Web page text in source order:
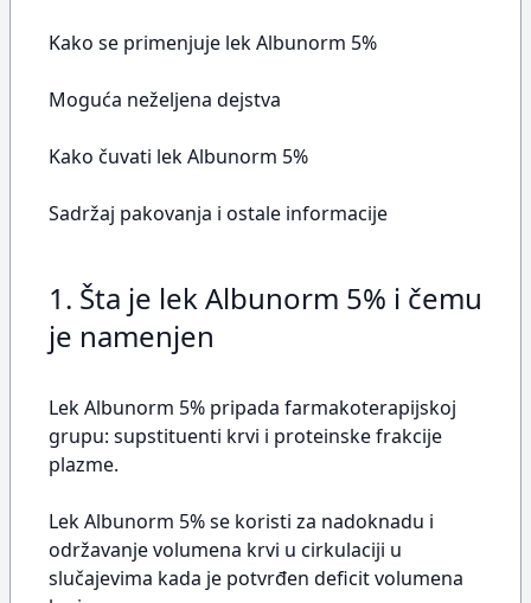
Kako se primenjuje lek Albunorm 5%
Moguća neželjena dejstva
Kako čuvati lek Albunorm 5%
Sadržaj pakovanja i ostale informacije
1. Šta je lek Albunorm 5% i čemu
je namenjen
Lek Albunorm 5% pripada farmakoterapijskoj
grupu: supstituenti krvi i proteinske frakcije
plazme.
Lek Albunorm 5% se koristi za nadoknadu i
održavanje volumena krvi u cirkulaciji u
slučajevima kada je potvrđen deficit volumena